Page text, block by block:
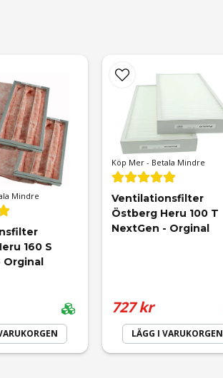
Mindre
160 S
Orginal
Köp Mer - Betala Mindre
Ventilationsfilter
Östberg Heru 100 T
NextGen - Orginal
727 kr
LÄGG I VARUKORGEN